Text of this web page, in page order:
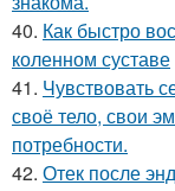
40. Как быстро
коленном суставе
41. Чувствовать
своё тело, свои
потребности.
42. Отек после